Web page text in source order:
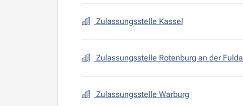
Zulassungsstelle Kassel
Zulassungsstelle Rotenburg an der Fulda
Zulassungsstelle Warburg